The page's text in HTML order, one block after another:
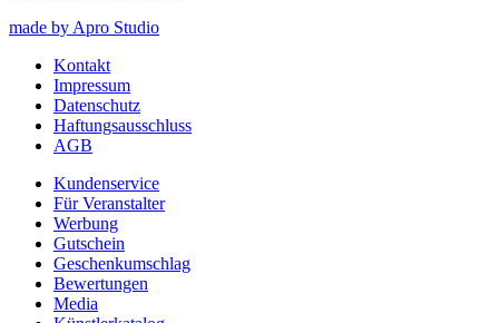
made by Apro Studio
Kontakt
Impressum
Datenschutz
Haftungsausschluss
AGB
Kundenservice
Für Veranstalter
Werbung
Gutschein
Geschenkumschlag
Bewertungen
Media